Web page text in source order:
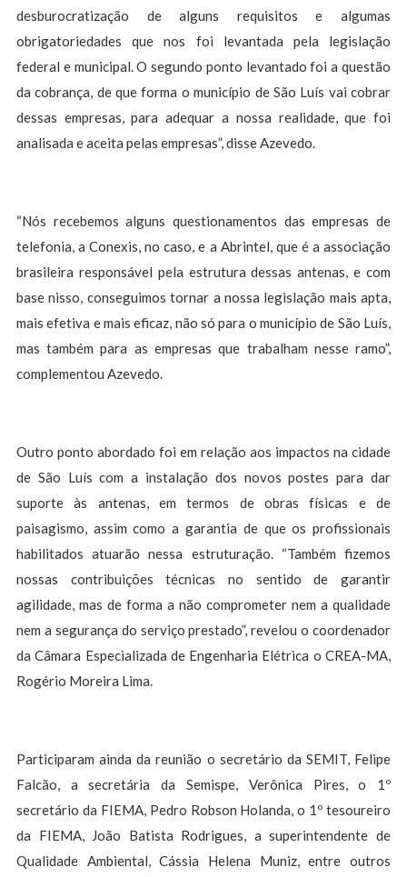
desburocratização de alguns requisitos e algumas
obrigatoriedades que nos foi levantada pela legislação
federal e municipal. O segundo ponto levantado foi a questão
da cobrança, de que forma o município de São Luís vai cobrar
dessas empresas, para adequar a nossa realidade, que foi
analisada e aceita pelas empresas”, disse Azevedo.
“Nós recebemos alguns questionamentos das empresas de
telefonia, a Conexis, no caso, e a Abrintel, que é a associação
brasileira responsável pela estrutura dessas antenas, e com
base nisso, conseguimos tornar a nossa legislação mais apta,
mais efetiva e mais eficaz, não só para o município de São Luís,
mas também para as empresas que trabalham nesse ramo”,
complementou Azevedo.
Outro ponto abordado foi em relação aos impactos na cidade
de São Luís com a instalação dos novos postes para dar
suporte às antenas, em termos de obras físicas e de
paisagismo, assim como a garantia de que os profissionais
habilitados atuarão nessa estruturação. “Também fizemos
nossas contribuições técnicas no sentido de garantir
agilidade, mas de forma a não comprometer nem a qualidade
nem a segurança do serviço prestado”, revelou o coordenador
da Câmara Especializada de Engenharia Elétrica o CREA-MA,
Rogério Moreira Lima.
Participaram ainda da reunião o secretário da SEMIT, Felipe
Falcão, a secretária da Semispe, Verônica Pires, o 1º
secretário da FIEMA, Pedro Robson Holanda, o 1º tesoureiro
da FIEMA, João Batista Rodrigues, a superintendente de
Qualidade Ambiental, Cássia Helena Muniz, entre outros